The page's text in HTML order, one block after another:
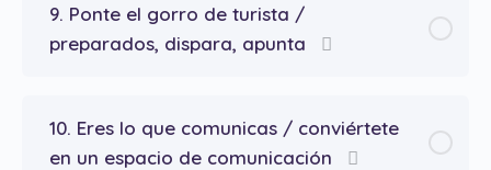
9. Ponte el gorro de turista /
preparados, dispara, apunta
10. Eres lo que comunicas / conviértete
en un espacio de comunicación